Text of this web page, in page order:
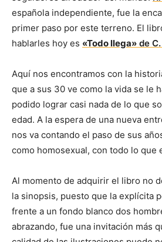
española independiente, fue la
primer paso por este terreno. El
hablarles hoy es «Todo llega» de
Aquí nos encontramos con la
que a sus 30 ve como la vida se le
podido lograr casi nada de lo que
edad. A la espera de una nueva
nos va contando el paso de sus
como homosexual, con todo lo que
Al momento de adquirir el libro no
la sinopsis, puesto que la explícita
frente a un fondo blanco dos
abrazando, fue una invitación más